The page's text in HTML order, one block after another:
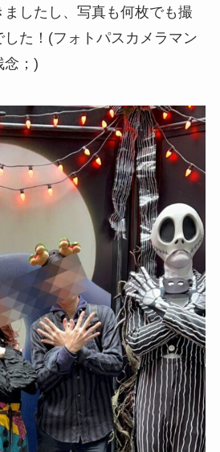
したし、写真も何枚でも撮
た！(フォトパスカメラマン
念；)